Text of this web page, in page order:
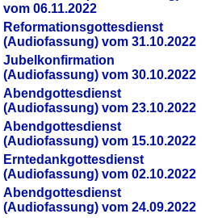
vom 06.11.2022
Reformationsgottesdienst
(Audiofassung) vom 31.10.2022
Jubelkonfirmation
(Audiofassung) vom 30.10.2022
Abendgottesdienst
(Audiofassung) vom 23.10.2022
Abendgottesdienst
(Audiofassung) vom 15.10.2022
Erntedankgottesdienst
(Audiofassung) vom 02.10.2022
Abendgottesdienst
(Audiofassung) vom 24.09.2022